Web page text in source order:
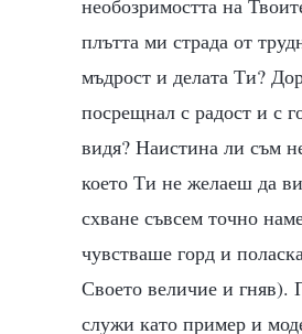
необозримостта на
плътта ми страда от
мъдрост и делата Ти?
посрещнал с радост и с
видя? Наистина ли съм
което Ти не желаеш да
схване съвсем точно
чувстваше горд и
Своето величие и гняв).
служи като пример и